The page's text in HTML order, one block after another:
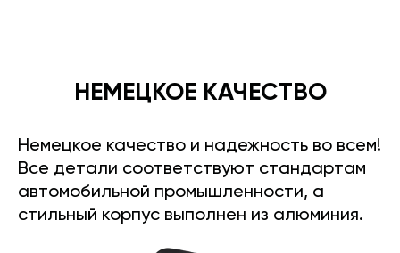
НЕМЕЦКОЕ КАЧЕСТВО
Немецкое качество и надежность во всем!
Все детали соответствуют стандартам
автомобильной промышленности, а
стильный корпус выполнен из алюминия.